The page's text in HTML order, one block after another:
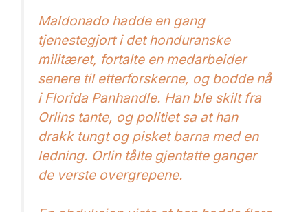
Maldonado hadde en gang
tjenestegjort i det honduranske
militæret, fortalte en medarbeider
senere til etterforskerne, og bodde nå
i Florida Panhandle. Han ble skilt fra
Orlins tante, og politiet sa at han
drakk tungt og pisket barna med en
ledning. Orlin tålte gjentatte ganger
de verste overgrepene.